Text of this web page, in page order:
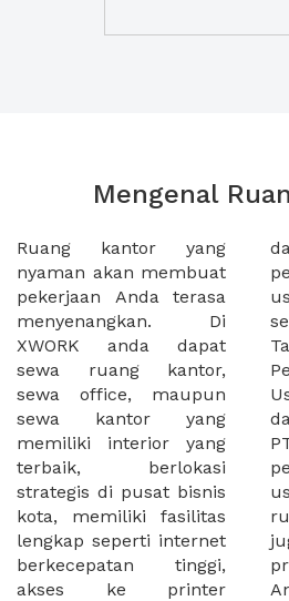
Mengenal
Ruang kantor yang
nyaman akan membuat
pekerjaan Anda terasa
menyenangkan. Di
XWORK anda dapat
sewa ruang kantor,
sewa office, maupun
sewa kantor yang
memiliki interior yang
terbaik, berlokasi
strategis di pusat bisnis
kota, memiliki fasilitas
lengkap seperti internet
berkecepatan tinggi,
akses ke printer
dapat membantu
pengurusan legalitas
usaha baru Anda,
seperti surat domisili,
Tanda Domisili
Perusahaan, Surat Izin
Usaha Perdagangan,
dan atau akte pendirian
PT maupun akte
pendirian CV untuk
usaha Anda. Sewa
ruang kantor XWORK
juga mempermudah
proses sewa kantor
Anda, karena anda